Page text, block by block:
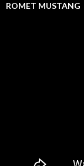
ROMET MUSTANG